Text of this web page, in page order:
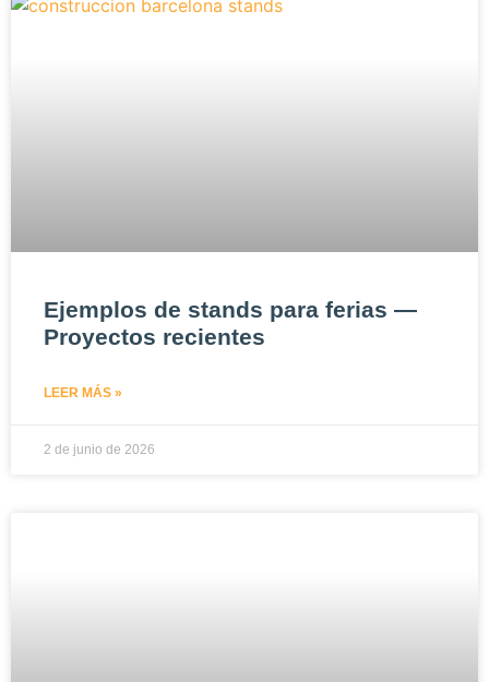
Ejemplos de stands para ferias —
Proyectos recientes
LEER MÁS »
2 de junio de 2026